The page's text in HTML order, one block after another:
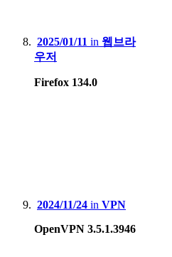
2025/01/11 in 웹브라
우저
Firefox 134.0
2024/11/24 in VPN
OpenVPN 3.5.1.3946